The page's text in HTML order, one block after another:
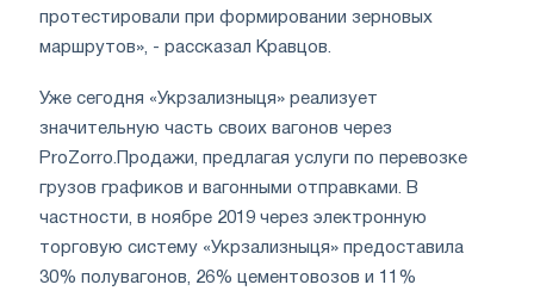
протестировали при формировании зерновых
маршрутов», - рассказал Кравцов.
Уже сегодня «Укрзализныця» реализует
значительную часть своих вагонов через
ProZorro.Продажи, предлагая услуги по перевозке
грузов графиков и вагонными отправками. В
частности, в ноябре 2019 через электронную
торговую систему «Укрзализныця» предоставила
30% полувагонов, 26% цементовозов и 11%